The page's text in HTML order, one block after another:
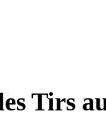
Tirs